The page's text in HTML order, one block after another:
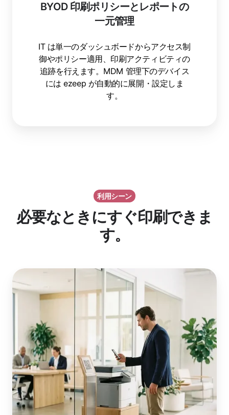
印
刷
BYOD 印刷ポリシーとレポートの
一元管理
IT は単一のダッシュボードからアクセス制
御やポリシー適用、印刷アクティビティの
追跡を行えます。MDM 管理下のデバイス
には ezeep が自動的に展開・設定しま
す。
シ
ー
レ
ポ
ー
ト
利用シーン
必要なときにすぐ印刷できま
す。
来
訪